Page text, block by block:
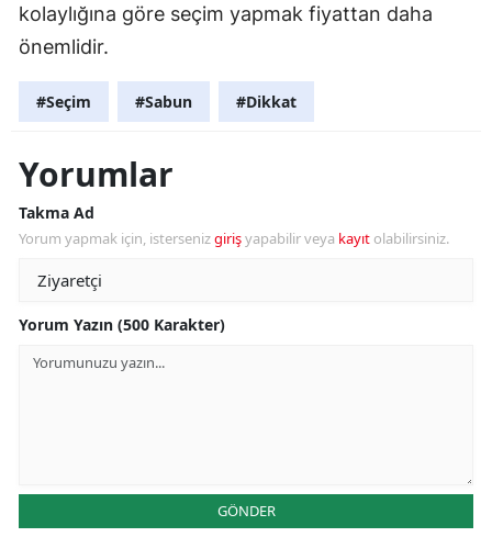
kolaylığına göre seçim yapmak fiyattan daha
önemlidir.
#Seçim #Sabun #Dikkat
Yorumlar
Takma Ad
Yorum yapmak için, istersenizgirişyapabilir veya kayıt olabilirsiniz.
Yorum Yazın (500 Karakter)
GÖNDER